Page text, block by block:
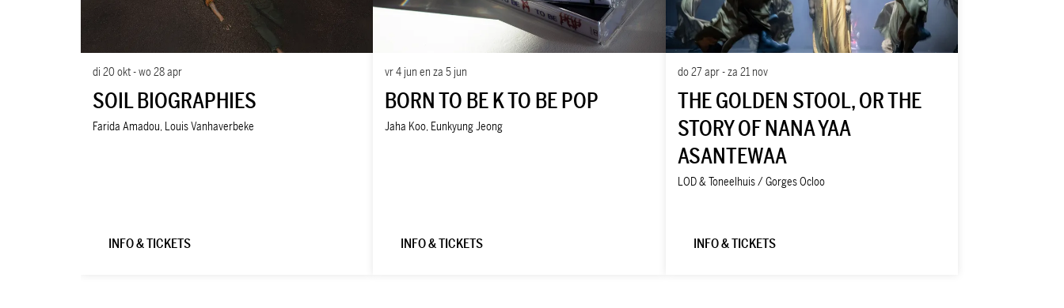
SOIL BIOGRAPHIES
Farida Amadou, Louis Vanhaverbeke
di 20 okt-wo 28 apr
INFO & TICKETS
BORN TO BE K TO BE POP
Jaha Koo, Eunkyung Jeong
vr 4 junenza 5 jun
INFO & TICKETS
THE GOLDEN STOOL, OR THE
STORY OF NANA YAA
ASANTEWAA
LOD & Toneelhuis / Gorges Ocloo
do 27 apr-za 21 nov
INFO & TICKETS